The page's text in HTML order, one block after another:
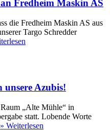
Fredheim Maskin AS
die Fredheim Maskin AS aus
Targo Schredder
unsere Azubis!
„Alte Mühle“ in
statt. Lobende Worte
» Weiterlesen